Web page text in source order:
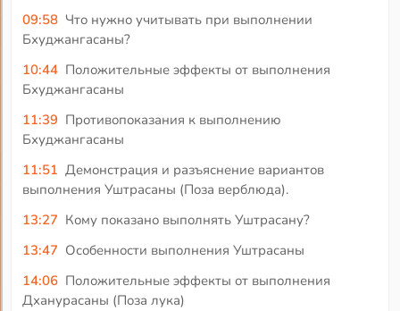
09:58 Что нужно учитывать при выполнении
Бхуджангасаны?
10:44 Положительные эффекты от выполнения
Бхуджангасаны
11:39 Противопоказания к выполнению
Бхуджангасаны
11:51 Демонстрация и разъяснение вариантов
выполнения Уштрасаны (Поза верблюда).
13:27 Кому показано выполнять Уштрасану?
13:47 Особенности выполнения Уштрасаны
14:06 Положительные эффекты от выполнения
Дханурасаны (Поза лука)